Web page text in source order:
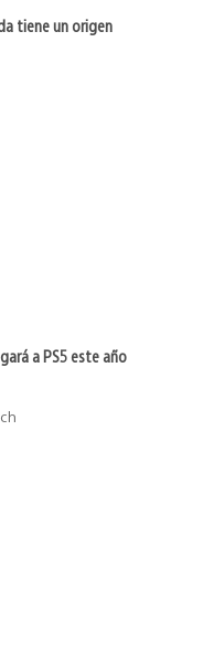
tiene un origen
a PS5 este año